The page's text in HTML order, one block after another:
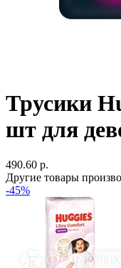
Трусики
шт для
490.60 р.
Другие товары
-45%